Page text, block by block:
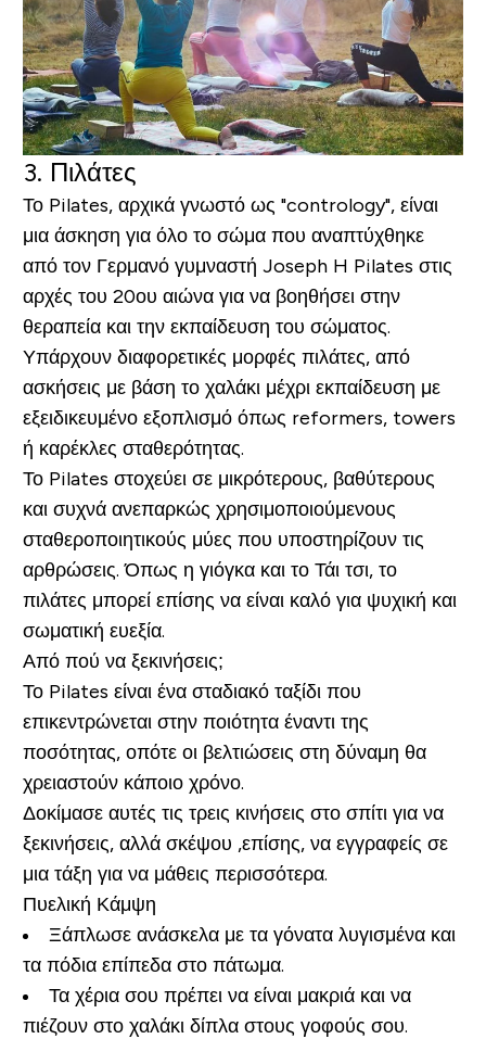
3. Πιλάτες
Το Pilates, αρχικά γνωστό ως "contrology", είναι
μια άσκηση για όλο το σώμα που αναπτύχθηκε
από τον Γερμανό γυμναστή Joseph H Pilates στις
αρχές του 20ου αιώνα για να βοηθήσει στην
θεραπεία και την εκπαίδευση του σώματος.
Υπάρχουν διαφορετικές μορφές πιλάτες, από
ασκήσεις με βάση το χαλάκι μέχρι εκπαίδευση με
εξειδικευμένο εξοπλισμό όπως reformers, towers
ή καρέκλες σταθερότητας.
Το Pilates στοχεύει σε μικρότερους, βαθύτερους
και συχνά ανεπαρκώς χρησιμοποιούμενους
σταθεροποιητικούς μύες που υποστηρίζουν τις
αρθρώσεις. Όπως η γιόγκα και το Τάι τσι, το
πιλάτες μπορεί επίσης να είναι καλό για ψυχική και
σωματική ευεξία.
Από πού να ξεκινήσεις;
Το Pilates είναι ένα σταδιακό ταξίδι που
επικεντρώνεται στην ποιότητα έναντι της
ποσότητας, οπότε οι βελτιώσεις στη δύναμη θα
χρειαστούν κάποιο χρόνο.
Δοκίμασε αυτές τις τρεις κινήσεις στο σπίτι για να
ξεκινήσεις, αλλά σκέψου ,επίσης, να εγγραφείς σε
μια τάξη για να μάθεις περισσότερα.
Πυελική Κάμψη
Ξάπλωσε ανάσκελα με τα γόνατα λυγισμένα και
τα πόδια επίπεδα στο πάτωμα.
Τα χέρια σου πρέπει να είναι μακριά και να
πιέζουν στο χαλάκι δίπλα στους γοφούς σου.